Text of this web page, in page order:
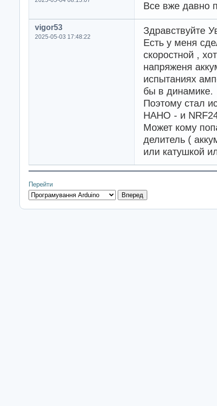
Все вже давно
vigor53
2025-05-03 17:48:22
Здравствуйте
Есть у меня
скоростной ,
напряженя
испытаниях
бы в динамике.
Поэтому стал
НАНО - и
Может кому
делитель (
или катушкой
Перейти